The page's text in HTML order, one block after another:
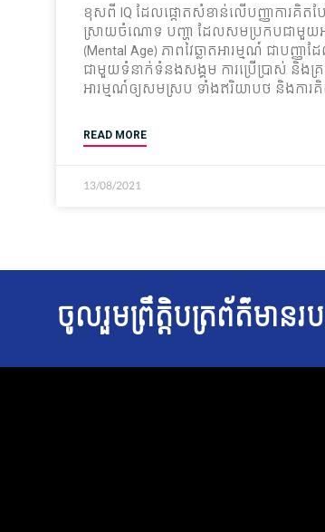
ខុសពី IQ ដែល​ផ្ដោត​សំខាន់​លើ​បញ្ញា​ការ​គិត​ប
ស្រាយ​ចំណោទ បញ្ហា ដែល​សមប្រកប​ជាមួយ​
(Mental Age) ភាព​វៃ​ឆ្លាត​អារម្មណ៍ ជា​បញ្ញា​ដ
ជាមួយ​ទំនាក់ទំនង​សង្គម ការ​ប្រើ​ប្រាស់ និង​គ្
អារម្មណ៍​ឲ្យ​សមស្រប ទាំង​ឥរិយាបថ និង​ការ​
READ MORE
13/08/2021
ចូលរួម​ព្រឹត្តិបត្រ​ព័ត៌មាន​